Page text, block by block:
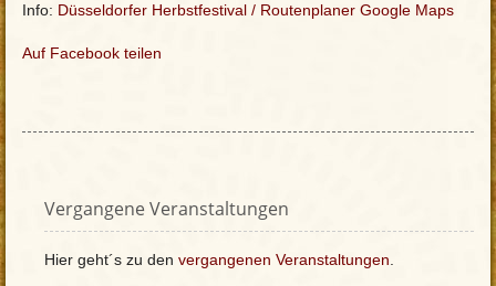
Info: Düsseldorfer Herbstfestival / Routenplaner Google Maps
Auf Facebook teilen
Vergangene Veranstaltungen
Hier geht´s zu den vergangenen Veranstaltungen